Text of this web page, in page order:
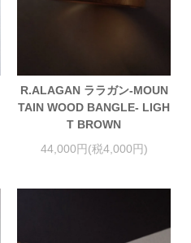
R.ALAGAN ララガン-MOUN
TAIN WOOD BANGLE- LIGH
T BROWN
44,000円(税4,000円)